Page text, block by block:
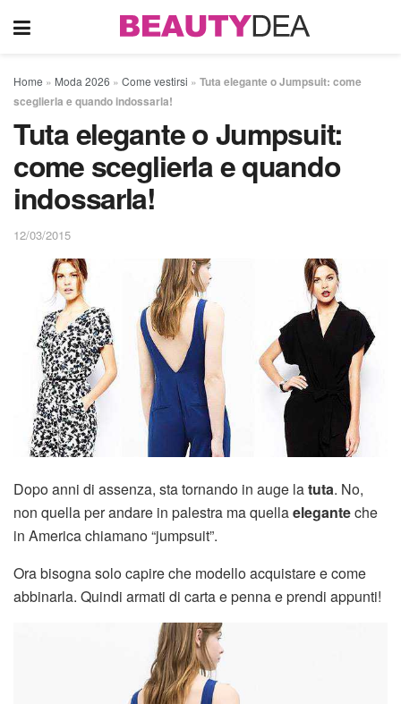
Home » Moda 2026 » Come vestirsi » Tuta elegante o Jumpsuit: come
sceglierla e quando indossarla!
Tuta elegante o Jumpsuit:
come sceglierla e quando
indossarla!
12/03/2015
Dopo anni di assenza, sta tornando in auge latuta. No,
non quella per andare in palestra ma quellaeleganteche
in America chiamano “jumpsuit”.
Ora bisogna solo capire che modello acquistare e come
abbinarla. Quindi armati di carta e penna e prendi appunti!